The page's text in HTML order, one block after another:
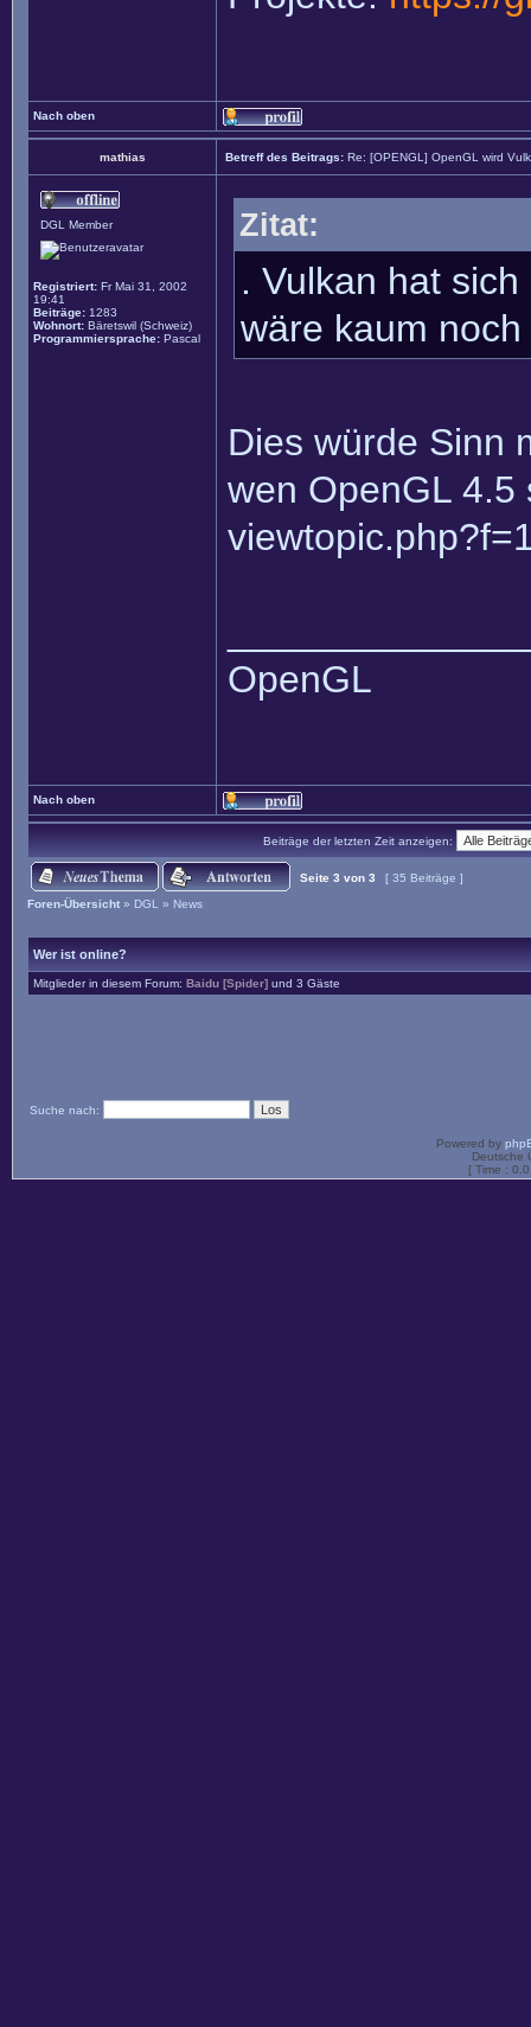
Nach oben
mathias Betreff des Beitrags: Re: [OPENGL] OpenGL wird
DGL Member
Registriert: Fr Mai 31, 2002
19:41
Beiträge: 1283
Wohnort: Bäretswil (Schweiz)
Programmiersprache: Pascal
Zitat:
. Vulkan hat
wäre kaum
Dies würde Sinn
wen OpenGL
OpenGL
Nach oben
Beiträge der letzten Zeit anzeigen:
Seite 3 von 3
[ 35 Beiträge ]
Foren-Übersicht » DGL » News
Wer ist online?
Mitglieder in diesem Forum: Baidu [Spider] und 3 Gäste
Suche nach:
Powered by
Deutsche
[ Time :